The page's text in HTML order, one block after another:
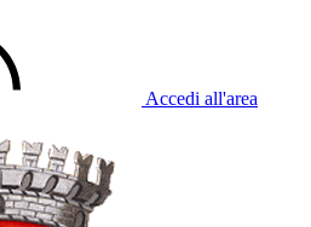
Accedi all'area